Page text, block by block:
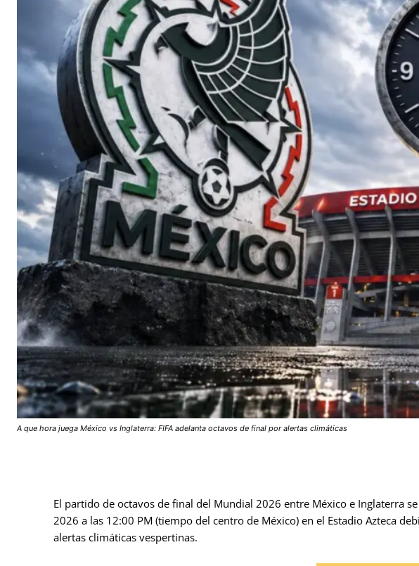
A que hora juega México vs Inglaterra: FIFA adelanta octavos de final por alertas climáticas
El partido de octavos de final del Mundial 2026 entre México e Inglaterra
2026 a las 12:00 PM (tiempo del centro de México) en el Estadio Azteca
alertas climáticas vespertinas.